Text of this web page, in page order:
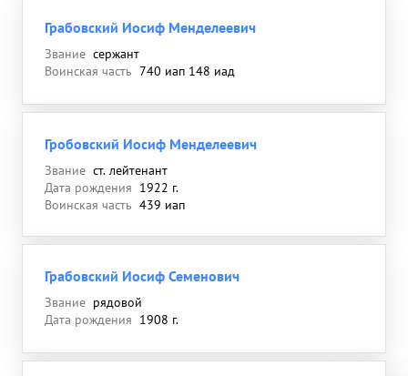
Грабовский Иосиф Менделеевич
Звание сержант
Воинская часть 740 иап 148 иад
Гробовский Иосиф Менделеевич
Звание ст. лейтенант
Дата рождения 1922 г.
Воинская часть 439 иап
Грабовский Иосиф Семенович
Звание рядовой
Дата рождения 1908 г.